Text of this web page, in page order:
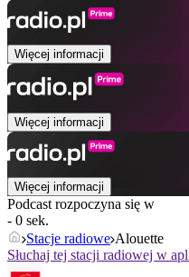
Więcej informacji
Więcej informacji
Więcej informacji
Podcast rozpoczyna się w
- 0 sek.
Stacje radiowe Alouette
Słuchaj tej stacji radiowej w